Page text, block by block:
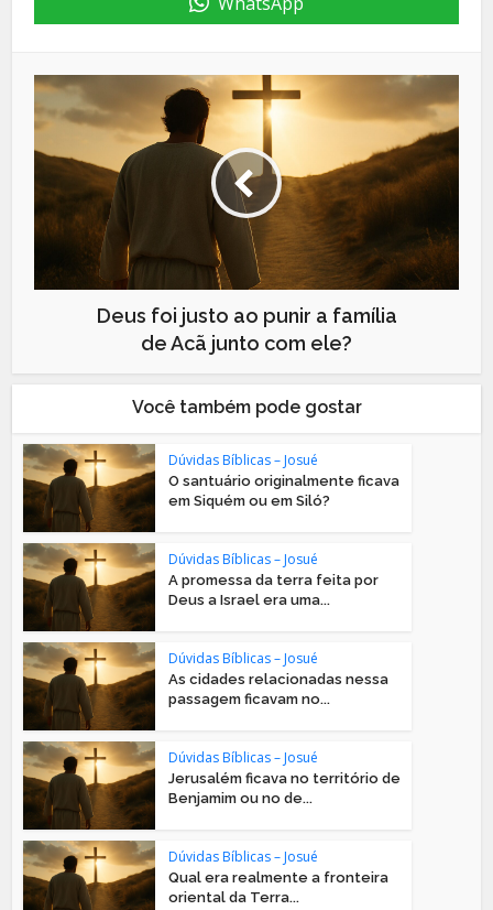
Deus foi justo ao punir a família
de Acã junto com ele?
Você também pode gostar
Dúvidas Bíblicas – Josué
O santuário originalmente ficava
em Siquém ou em Siló?
Dúvidas Bíblicas – Josué
A promessa da terra feita por
Deus a Israel era uma...
Dúvidas Bíblicas – Josué
As cidades relacionadas nessa
passagem ficavam no...
Dúvidas Bíblicas – Josué
Jerusalém ficava no território de
Benjamim ou no de...
Dúvidas Bíblicas – Josué
Qual era realmente a fronteira
oriental da Terra...